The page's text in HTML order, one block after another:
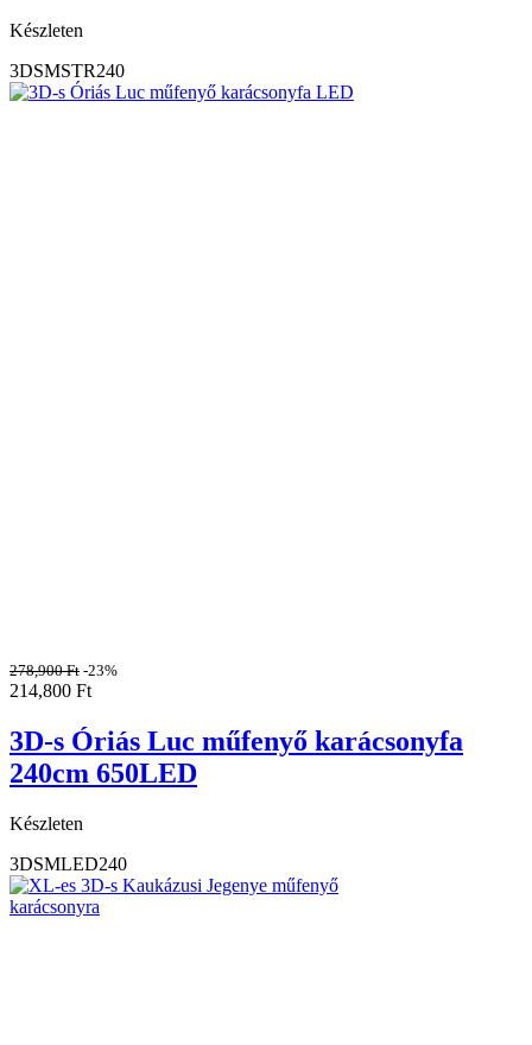
Készleten
3DSMSTR240
278,900Ft -23%
214,800 Ft
3D-s Óriás Luc műfenyő karácsonyfa
240cm 650LED
Készleten
3DSMLED240